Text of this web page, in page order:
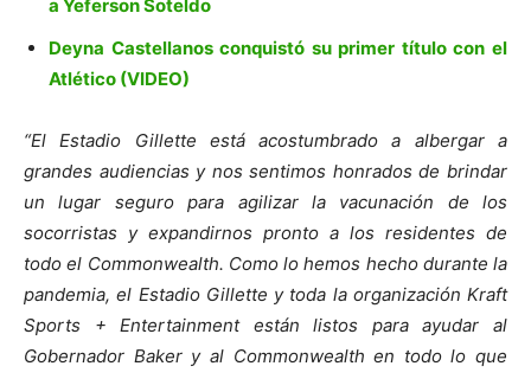
a Yeferson Soteldo
Deyna Castellanos conquistó su primer título con el
Atlético (VIDEO)
“El Estadio Gillette está acostumbrado a albergar a
grandes audiencias y nos sentimos honrados de brindar
un lugar seguro para agilizar la vacunación de los
socorristas y expandirnos pronto a los residentes de
todo el Commonwealth. Como lo hemos hecho durante la
pandemia, el Estadio Gillette y toda la organización Kraft
Sports + Entertainment están listos para ayudar al
Gobernador Baker y al Commonwealth en todo lo que